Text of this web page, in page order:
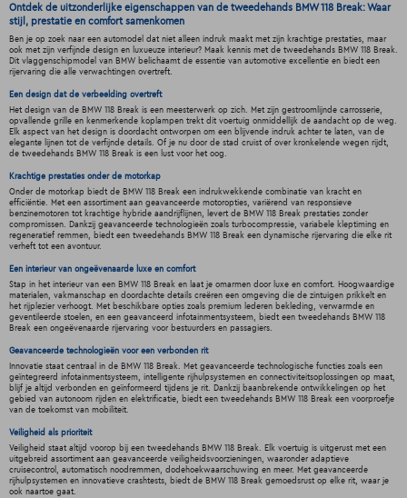
Ontdek de uitzonderlijke eigenschappen van de tweedehands BMW 118 Break: Waar
stijl, prestatie en comfort samenkomen
Ben je op zoek naar een automodel dat niet alleen indruk maakt met zijn krachtige prestaties, maar
ook met zijn verfijnde design en luxueuze interieur? Maak kennis met de tweedehands BMW 118 Break.
Dit vlaggenschipmodel van BMW belichaamt de essentie van automotive excellentie en biedt een
rijervaring die alle verwachtingen overtreft.
Een design dat de verbeelding overtreft
Het design van de BMW 118 Break is een meesterwerk op zich. Met zijn gestroomlijnde carrosserie,
opvallende grille en kenmerkende koplampen trekt dit voertuig onmiddellijk de aandacht op de weg.
Elk aspect van het design is doordacht ontworpen om een blijvende indruk achter te laten, van de
elegante lijnen tot de verfijnde details. Of je nu door de stad cruist of over kronkelende wegen rijdt,
de tweedehands BMW 118 Break is een lust voor het oog.
Krachtige prestaties onder de motorkap
Onder de motorkap biedt de BMW 118 Break een indrukwekkende combinatie van kracht en
efficiëntie. Met een assortiment aan geavanceerde motoropties, variërend van responsieve
benzinemotoren tot krachtige hybride aandrijflijnen, levert de BMW 118 Break prestaties zonder
compromissen. Dankzij geavanceerde technologieën zoals turbocompressie, variabele kleptiming en
regeneratief remmen, biedt een tweedehands BMW 118 Break een dynamische rijervaring die elke rit
verheft tot een avontuur.
Een interieur van ongeëvenaarde luxe en comfort
Stap in het interieur van een BMW 118 Break en laat je omarmen door luxe en comfort. Hoogwaardige
materialen, vakmanschap en doordachte details creëren een omgeving die de zintuigen prikkelt en
het rijplezier verhoogt. Met beschikbare opties zoals premium lederen bekleding, verwarmde en
geventileerde stoelen, en een geavanceerd infotainmentsysteem, biedt een tweedehands BMW 118
Break een ongeëvenaarde rijervaring voor bestuurders en passagiers.
Geavanceerde technologieën voor een verbonden rit
Innovatie staat centraal in de BMW 118 Break. Met geavanceerde technologische functies zoals een
geïntegreerd infotainmentsysteem, intelligente rijhulpsystemen en connectiviteitsoplossingen op maat,
blijf je altijd verbonden en geïnformeerd tijdens je rit. Dankzij baanbrekende ontwikkelingen op het
gebied van autonoom rijden en elektrificatie, biedt een tweedehands BMW 118 Break een voorproefje
van de toekomst van mobiliteit.
Veiligheid als prioriteit
Veiligheid staat altijd voorop bij een tweedehands BMW 118 Break. Elk voertuig is uitgerust met een
uitgebreid assortiment aan geavanceerde veiligheidsvoorzieningen, waaronder adaptieve
cruisecontrol, automatisch noodremmen, dodehoekwaarschuwing en meer. Met geavanceerde
rijhulpsystemen en innovatieve crashtests, biedt de BMW 118 Break gemoedsrust op elke rit, waar je
ook naartoe gaat.